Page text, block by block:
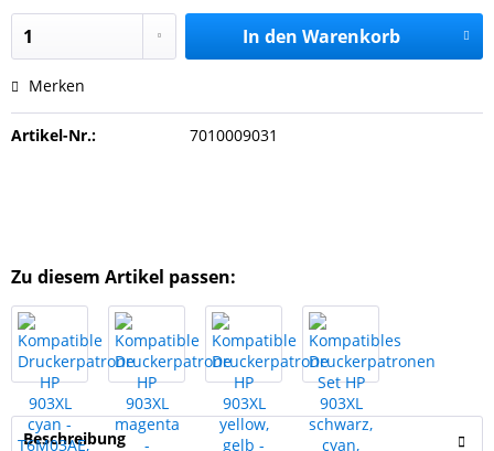
In den Warenkorb
Merken
Artikel-Nr.: 7010009031
Zu diesem Artikel passen:
Beschreibung